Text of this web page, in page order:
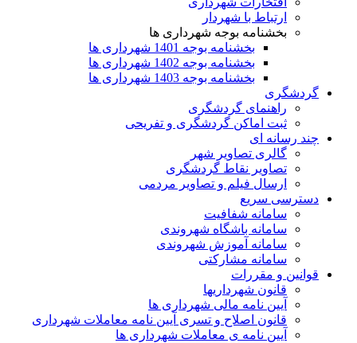
ارتباط با شهردار
بخشنامه بوجه شهرداری ها
بخشنامه بوجه 1401 شهرداری ها
بخشنامه بوجه 1402 شهرداری ها
بخشنامه بوجه 1403 شهرداری ها
گردشگری
راهنمای گردشگری
ثبت اماکن گردشگری و تفریحی
چند رسانه ای
گالری تصاویر شهر
تصاویر نقاط گردشگری
ارسال فیلم و تصاویر مردمی
دسترسی سریع
سامانه شفافیت
سامانه باشگاه شهروندی
سامانه آموزش شهروندی
سامانه مشارکتی
قوانین و مقررات
قانون شهرداریها
آیین نامه مالی شهرداری ها
قانون اصلاح و تسری آیین نامه معاملات شهرداری
آیین نامه ی معاملات شهرداری ها